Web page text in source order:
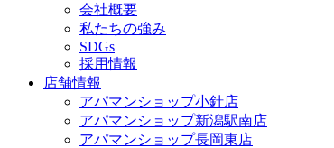
会社概要
私たちの強み
SDGs
採用情報
店舗情報
アパマンショップ小針店
アパマンショップ新潟駅南店
アパマンショップ長岡東店